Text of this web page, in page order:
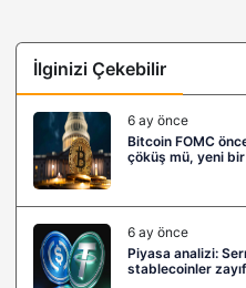
İlginizi Çekebilir
6 ay önce
Bitcoin FOMC
çöküş mü, yeni bir
6 ay önce
Piyasa analizi:
stablecoinler